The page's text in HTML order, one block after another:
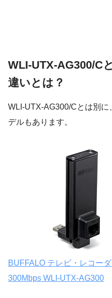
WLI-UTX-AG300/C
違いとは？
WLI-UTX-AG300/Cとは別
デルもあります。
BUFFALO テレビ・レコー
300Mbps WLI-UTX-AG300